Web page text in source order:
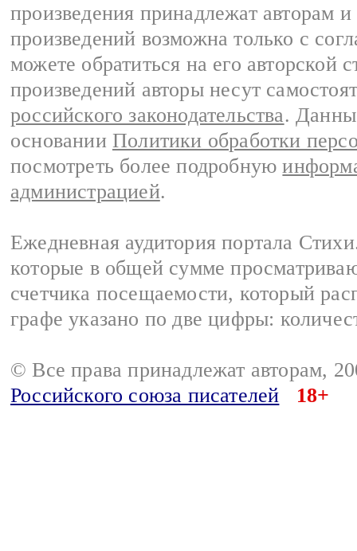
произведения принадлежат авторам
произведений возможна только с
можете обратиться на его авторской
произведений авторы несут
российского законодательства.
основании Политики обработки
посмотреть более подробную
администрацией.
Ежедневная аудитория портала
которые в общей сумме
счетчика посещаемости, который
графе указано по две цифры:
© Все права принадлежат авторам,
Российского союза писателей
18+